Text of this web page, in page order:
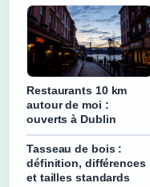
Restaurants 10 km
autour de moi :
ouverts à Dublin
Tasseau de bois :
définition, différences
et tailles standards